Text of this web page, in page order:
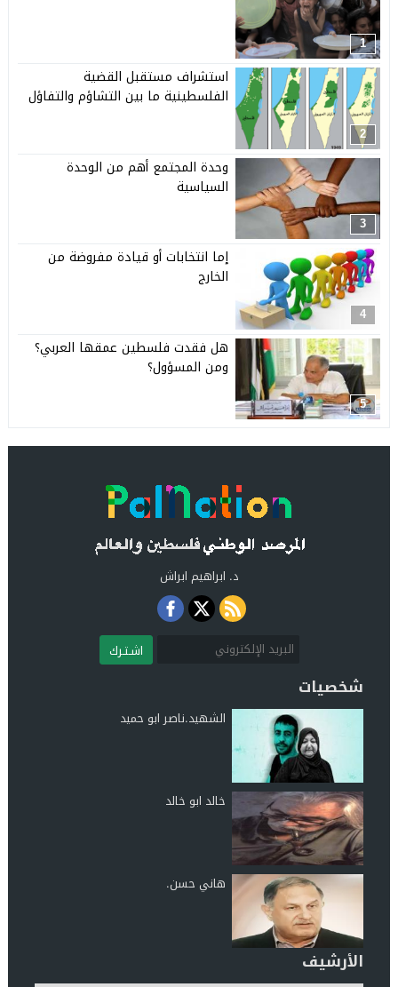
1
2
استشراف مستقبل القضية
الفلسطينية ما بين التشاؤم والتفاؤل
3
وحدة المجتمع أهم من الوحدة
السياسية
4
إما انتخابات أو قيادة مفروضة من
الخارج
5
هل فقدت فلسطين عمقها العربي؟
ومن المسؤول؟
د. ابراهيم ابراش
اشـتـرك
شخصيات
الشهيد.ناصر ابو حميد
خالد ابو خالد
هاني حسن.
الأرشيف